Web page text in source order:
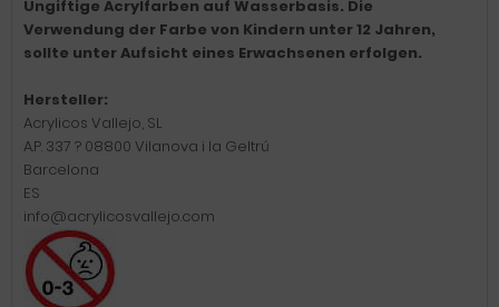
Ungiftige Acrylfarben auf Wasserbasis. Die
Verwendung der Farbe von Kindern unter 12 Jahren,
sollte unter Aufsicht eines Erwachsenen erfolgen.
Hersteller:
Acrylicos Vallejo, SL
A.P. 337 ? 08800 Vilanova i la Geltrú
Barcelona
ES
info@acrylicosvallejo.com